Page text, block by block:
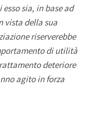
sia, in base ad
vista della sua
riserverebbe
di utilità
deteriore
agito in forza